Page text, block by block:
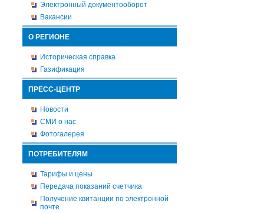
Электронный документооборот
Вакансии
О РЕГИОНЕ
Историческая справка
Газификация
ПРЕСС-ЦЕНТР
Новости
СМИ о нас
Фотогалерея
ПОТРЕБИТЕЛЯМ
Тарифы и цены
Передача показаний счетчика
Получение квитанции по электронной
почте